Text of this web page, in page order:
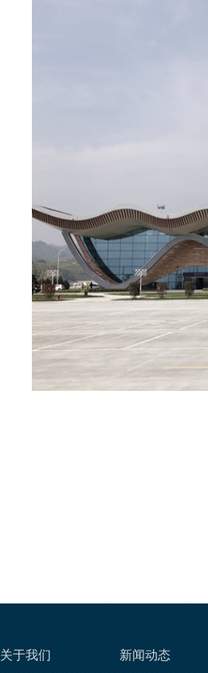
关于我们 新闻动态